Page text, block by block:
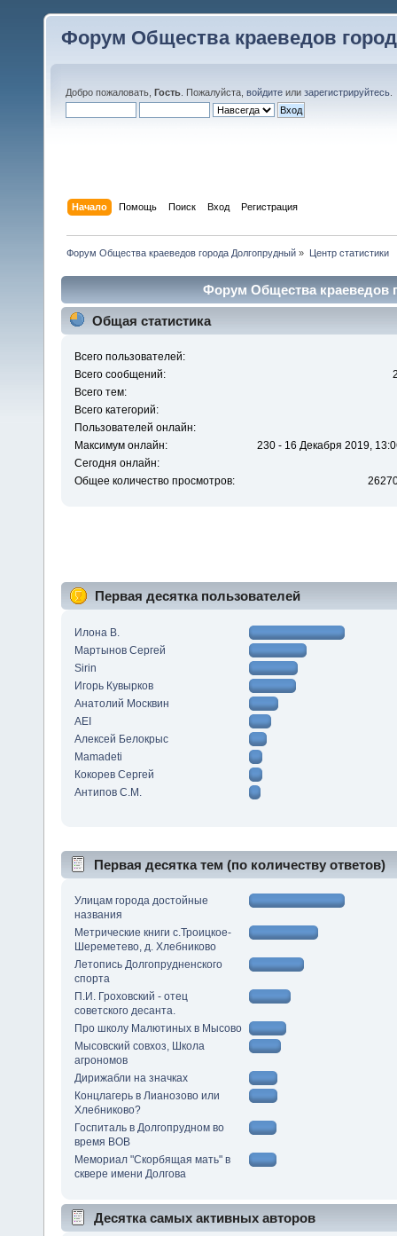
Форум Общества краеведов
Добро пожаловать, Гость . Пожалуйста, войдите или зарегистрируйтесь
Начало Помощь Поиск Вход Регистрация
Форум Общества краеведов города Долгопрудный » Центр статистики
Форум Общества краеведов
Общая статистика
Всего пользователей:
Всего сообщений:
Всего тем:
Всего категорий:
Пользователей онлайн:
Максимум онлайн:
230 - 16 Декабря 2019,
Сегодня онлайн:
Общее количество просмотров:
Первая десятка пользователей
Илона В.
Мартынов Сергей
Sirin
Игорь Кувырков
Анатолий Москвин
AEI
Алексей Белокрыс
Mamadeti
Кокорев Сергей
Антипов С.М.
Первая десятка тем (по количеству ответов)
Улицам города достойные
названия
Метрические книги с.Троицкое-
Шереметево, д. Хлебниково
Летопись Долгопрудненского
спорта
П.И. Гроховский - отец
советского десанта.
Про школу Малютиных в Мысово
Мысовский совхоз, Школа
агрономов
Дирижабли на значках
Концлагерь в Лианозово или
Хлебниково?
Госпиталь в Долгопрудном во
время ВОВ
Мемориал "Скорбящая мать" в
сквере имени Долгова
Десятка самых активных авторов